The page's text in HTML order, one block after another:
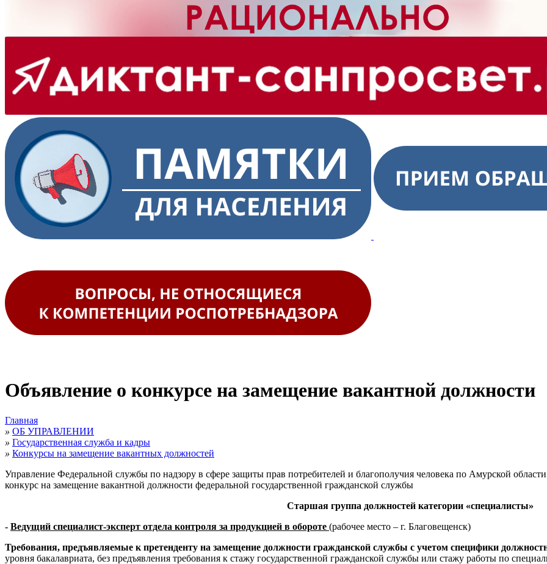
Объявление о конкурсе на замещение вакантной должности
Главная
» ОБ УПРАВЛЕНИИ
» Государственная служба и кадры
» Конкурсы на замещение вакантных должностей
Управление Федеральной службы по надзору в сфере защиты прав потребителей и благополучия человека по Амурской
конкурс на замещение вакантной должности федеральной государственной гражданской службы
Старшая группа должностей категории «специалисты»
- Ведущий специалист-эксперт отдела контроля за продукцией в обороте (рабочее место – г. Благовещенск)
Требования, предъявляемые к претенденту на замещение должности гражданской службы с учетом специфики
уровня бакалавриата, без предъявления требования к стажу государственной гражданской службы или стажу работы по